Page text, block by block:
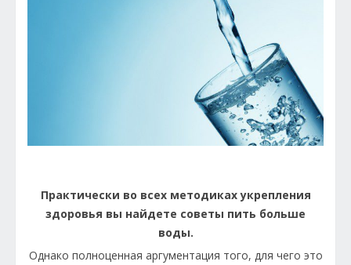
Практически во всех методиках укрепления
здоровья вы найдете советы пить больше
воды.
Однако полноценная аргументация того, для чего это